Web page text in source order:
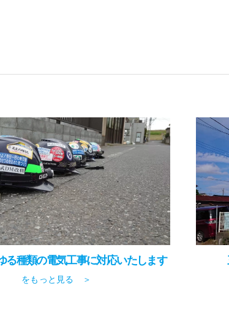
る種類の電気工事に対応いたします
をもっと見る ＞